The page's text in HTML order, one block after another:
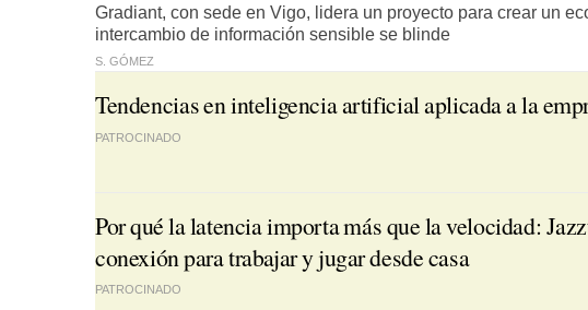
Gradiant, con sede en Vigo, lidera un proyecto para crear un
intercambio de información sensible se blinde
S. GÓMEZ
Tendencias en inteligencia artificial aplicada a la
PATROCINADO
Por qué la latencia importa más que la velocidad:
conexión para trabajar y jugar desde casa
PATROCINADO